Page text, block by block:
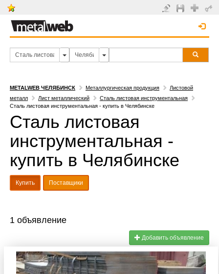
METALWEB ЧЕЛЯБИНСК Металлургическая продукция
Листовой
металл
Лист металлический
Сталь листовая инструментальная
Сталь листовая инструментальная - купить в Челябинске
Сталь листовая
инструментальная -
купить в Челябинске
Купить Поставщики
1 объявление
Добавить объявление